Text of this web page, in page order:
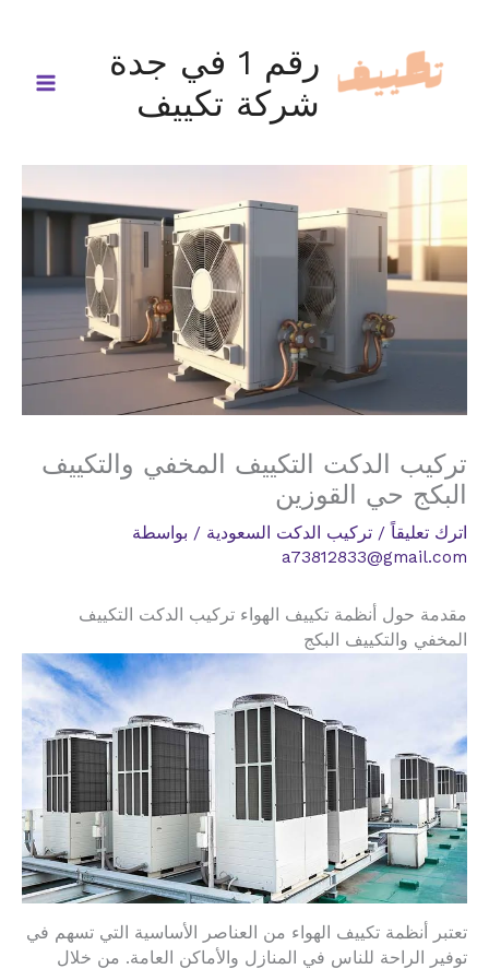
المحتوى
رقم 1 في جدة
شركة تكييف
تركيب الدكت التكييف المخفي والتكييف
البكج حي القوزين
اترك تعليقاً / تركيب الدكت السعودية / بواسطة
a73812833@gmail.com
مقدمة حول أنظمة تكييف الهواء تركيب الدكت التكييف
المخفي والتكييف البكج
تعتبر أنظمة تكييف الهواء من العناصر الأساسية التي تسهم في
توفير الراحة للناس في المنازل والأماكن العامة. من خلال